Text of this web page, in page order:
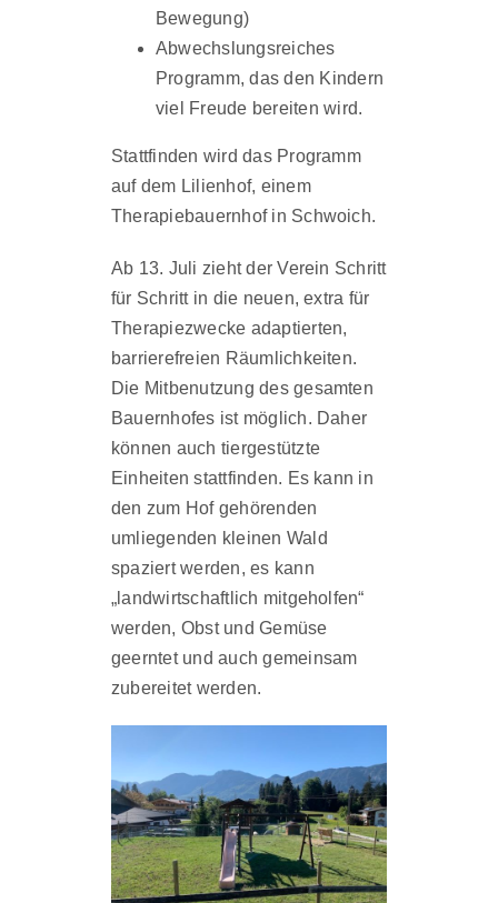
Bewegung)
Abwechslungsreiches
Programm, das den Kindern
viel Freude bereiten wird.
Stattfinden wird das Programm
auf dem Lilienhof, einem
Therapiebauernhof in Schwoich.
Ab 13. Juli zieht der Verein Schritt
für Schritt in die neuen, extra für
Therapiezwecke adaptierten,
barrierefreien Räumlichkeiten.
Die Mitbenutzung des gesamten
Bauernhofes ist möglich. Daher
können auch tiergestützte
Einheiten stattfinden. Es kann in
den zum Hof gehörenden
umliegenden kleinen Wald
spaziert werden, es kann
„landwirtschaftlich mitgeholfen“
werden, Obst und Gemüse
geerntet und auch gemeinsam
zubereitet werden.